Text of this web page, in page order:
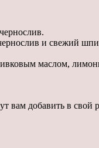
и свежий
маслом,
вам добавить в свой